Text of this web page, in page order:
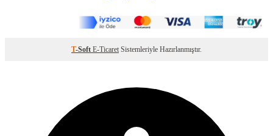
T-Soft E-Ticaret Sistemleriyle Hazırlanmıştır.